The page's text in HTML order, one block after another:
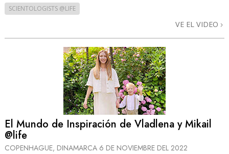
SCIENTOLOGISTS @LIFE
VE EL VIDEO
El Mundo de Inspiración de Vladlena y Mikail
@life
COPENHAGUE, DINAMARCA 6 DE NOVIEMBRE DEL 2022